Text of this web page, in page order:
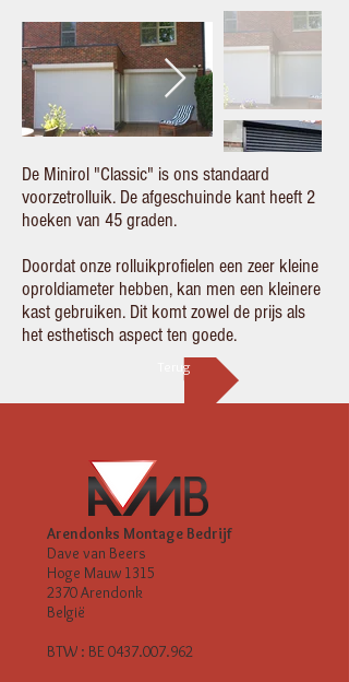
De Minirol "Classic" is ons standaard
voorzetrolluik. De afgeschuinde kant heeft 2
hoeken van 45 graden.
Doordat onze rolluikprofielen een zeer kleine
oproldiameter hebben, kan men een kleinere
kast gebruiken. Dit komt zowel de prijs als
het esthetisch aspect ten goede.
Terug
Arendonks Montage Bedrijf
Dave van Beers
Hoge Mauw 1315
2370 Arendonk
België
BTW : BE 0437.007.962